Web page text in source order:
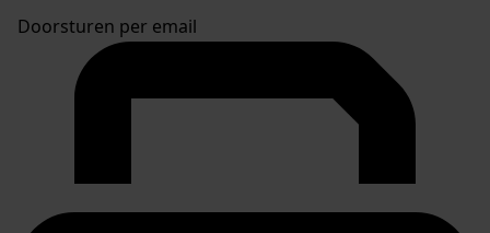
Doorsturen per email